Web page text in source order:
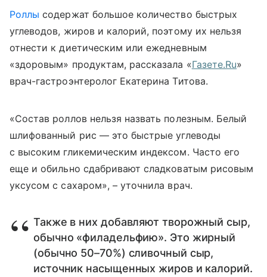
Роллы содержат большое количество быстрых
углеводов, жиров и калорий, поэтому их нельзя
отнести к диетическим или ежедневным
«здоровым» продуктам, рассказала «Газете.Ru»
врач-гастроэнтеролог Екатерина Титова.
«Состав роллов нельзя назвать полезным. Белый
шлифованный рис — это быстрые углеводы
с высоким гликемическим индексом. Часто его
еще и обильно сдабривают сладковатым рисовым
уксусом с сахаром», – уточнила врач.
Также в них добавляют творожный сыр,
обычно «филадельфию». Это жирный
(обычно 50–70%) сливочный сыр,
источник насыщенных жиров и калорий.